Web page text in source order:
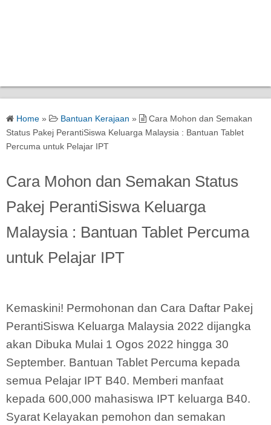
Home » Bantuan Kerajaan »
Cara Mohon dan Semakan
Status Pakej PerantiSiswa Keluarga Malaysia : Bantuan Tablet
Percuma untuk Pelajar IPT
Cara Mohon dan Semakan Status
Pakej PerantiSiswa Keluarga
Malaysia : Bantuan Tablet Percuma
untuk Pelajar IPT
Kemaskini! Permohonan dan Cara Daftar Pakej
PerantiSiswa Keluarga Malaysia 2022 dijangka
akan Dibuka Mulai 1 Ogos 2022 hingga 30
September. Bantuan Tablet Percuma kepada
semua Pelajar IPT B40. Memberi manfaat
kepada 600,000 mahasiswa IPT keluarga B40.
Syarat Kelayakan pemohon dan semakan